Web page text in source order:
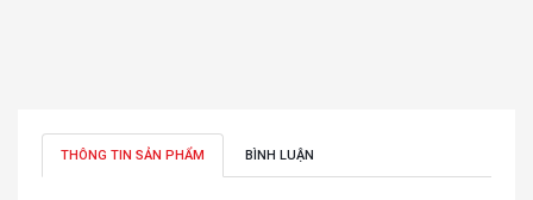
THÔNG TIN SẢN PHẨM BÌNH LUẬN